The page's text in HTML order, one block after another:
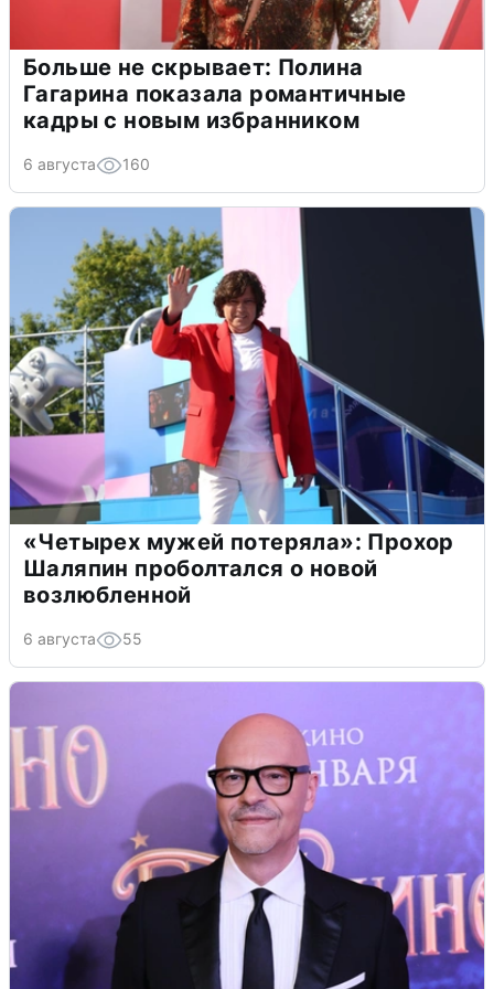
Больше не скрывает: Полина
Гагарина показала романтичные
кадры с новым избранником
6 августа 160
«Четырех мужей потеряла»: Прохор
Шаляпин проболтался о новой
возлюбленной
6 августа 55